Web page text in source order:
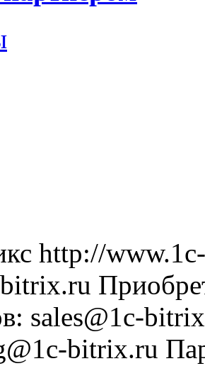
http://
: sales@1c-
bitrix.ru